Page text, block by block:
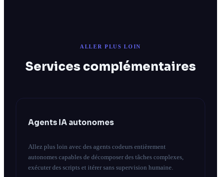
ALLER PLUS LOIN
Services complémentaires
Agents IA autonomes
Allez plus loin avec des agents codeurs entièrement
autonomes capables de décomposer des tâches complexes,
exécuter des scripts et itérer sans supervision humaine.